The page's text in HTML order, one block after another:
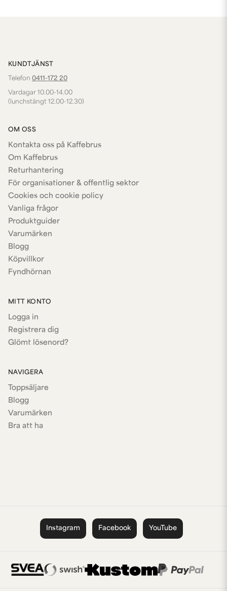
KUNDTJÄNST
Telefon 0411-172 20
Vardagar 10.00-14.00
(lunchstängt 12.00-12.30)
OM OSS
Kontakta oss på Kaffebrus
Om Kaffebrus
Returhantering
För organisationer & offentlig sektor
Cookies och cookie policy
Vanliga frågor
Produktguider
Varumärken
Blogg
Köpvillkor
Fyndhörnan
MITT KONTO
Logga in
Registrera dig
Glömt lösenord?
NAVIGERA
Toppsäljare
Blogg
Varumärken
Bra att ha
Instagram Facebook YouTube